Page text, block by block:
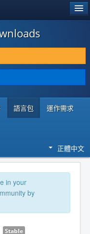
語言包 運作需求
正體中文
in your
by
Stable